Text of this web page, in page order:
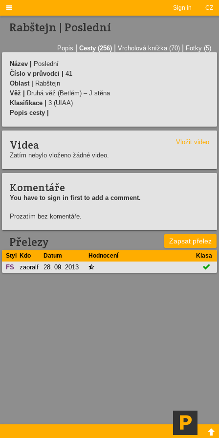
Sign in CZ

Rabštejn | Poslední
Popis Cesty (256) Vrcholová knížka (70) Fotky (5)
Název |
Poslední
Číslo v průvodci |
41
Oblast |
Rabštejn
Věž |
Druhá věž (Betlém) – J stěna
Klasifikace |
3 (UIAA)
Popis cesty |
Videa
Vložit video
Zatím nebylo vloženo žádné video.
Komentáře
You have to sign in first to add a comment.
Prozatím bez komentáře.
Přelezy Zapsat přelez
Styl Kdo Datum Hodnocení Klasa
FS zaoralf 28. 09. 2013  
